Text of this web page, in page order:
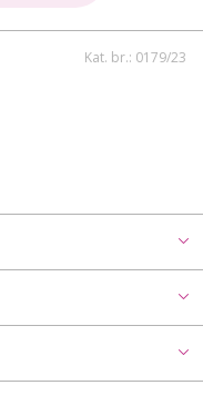
Kat. br.: 0179/23